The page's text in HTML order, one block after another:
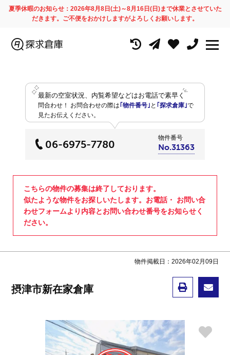
夏季休暇のお知らせ：2026年8月8日(土)～8月16日(日)まで休業とさせていた
だきます。ご不便をおかけしますがよろしくお願いします。
最新の空室状況、内覧希望などはお電話で素早く
問合わせ！ お問合わせの際は ｢物件番号｣ と ｢探求倉庫｣で
見たお伝えください。
06-6975-7780
物件番号
No.31363
こちらの物件の募集は終了しております。
似たような物件をお探しいたします。お電話・ お問い合
わせフォームより内容とお問い合わせ番号をお知らせく
ださい。
物件掲載日：2026年02月09日
摂津市新在家倉庫